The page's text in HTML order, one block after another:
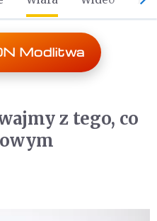
Modlitwa
z tego, co